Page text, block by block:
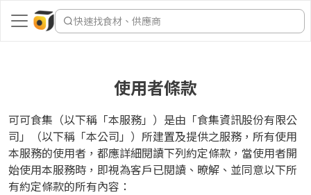
快速找食材、供應商
使用者條款
可可食集（以下稱「本服務」）是由「食集資訊股份有限公
司」（以下稱「本公司」）所建置及提供之服務，所有使用
本服務的使用者，都應詳細閱讀下列約定條款，當使用者開
始使用本服務時，即視為客戶已閱讀、暸解、並同意以下所
有約定條款的所有內容：